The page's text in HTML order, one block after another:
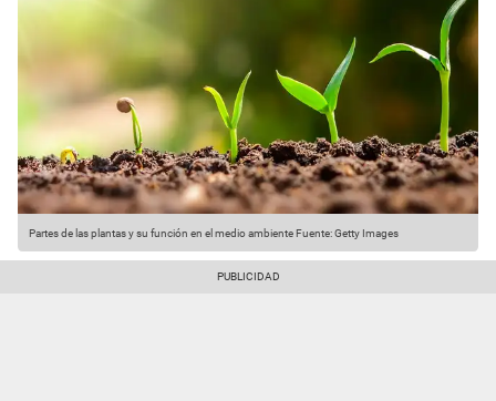
Partes de las plantas y su función en el medio ambienteFuente: Getty Images